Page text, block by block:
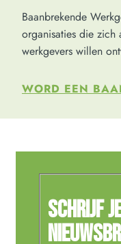
Baanbrekende
organisaties die zich
werkgevers willen
WORD EEN